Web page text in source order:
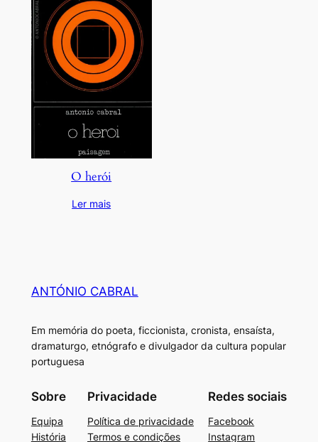
O herói
Ler mais
ANTÓNIO CABRAL
Em memória do poeta, ficcionista, cronista, ensaísta,
dramaturgo, etnógrafo e divulgador da cultura popular
portuguesa
Sobre
Equipa
História
Privacidade
Política de privacidade
Termos e condições
Redes sociais
Facebook
Instagram